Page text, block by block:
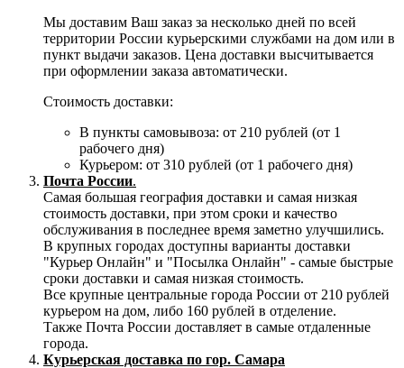
Мы доставим Ваш заказ за несколько дней по всей
территории России курьерскими службами на дом или в
пункт выдачи заказов. Цена доставки высчитывается
при оформлении заказа автоматически.
Стоимость доставки:
В пункты самовывоза: от 210 рублей (от 1
рабочего дня)
Курьером: от 310 рублей (от 1 рабочего дня)
Почта России.
Самая большая география доставки и самая низкая
стоимость доставки, при этом сроки и качество
обслуживания в последнее время заметно улучшились.
В крупных городах доступны варианты доставки
"Курьер Онлайн" и "Посылка Онлайн" - самые быстрые
сроки доставки и самая низкая стоимость.
Все крупные центральные города России от 210 рублей
курьером на дом, либо 160 рублей в отделение.
Также Почта России доставляет в самые отдаленные
города.
Курьерская доставка по гор. Самара